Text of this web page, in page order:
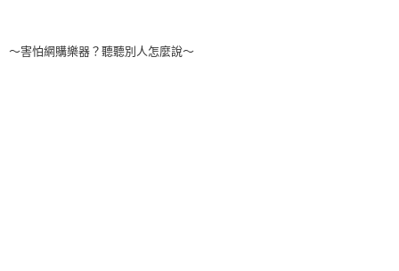
～害怕網購樂器？聽聽別人怎麼說～